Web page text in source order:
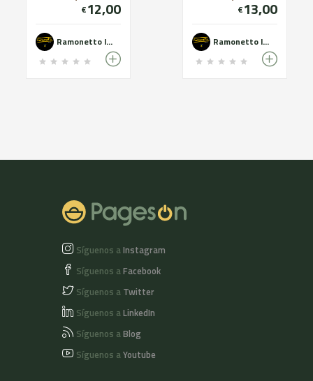
€12,00
Ramonetto licors
€13,00
Ramonetto licors
Síguenos aInstagram
Síguenos aFacebook
Síguenos a Twitter
Síguenos aLinkedIn
Síguenos aBlog
Síguenos aYoutube